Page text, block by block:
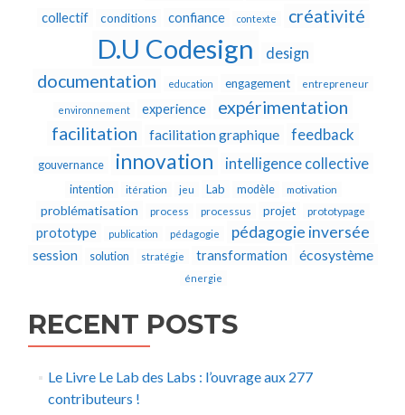
collectif conditions confiance contexte créativité
D.U Codesign design
documentation education engagement entrepreneur
environnement experience
expérimentation
facilitation
facilitation graphique feedback
gouvernance innovation intelligence collective
intention itération jeu Lab modèle motivation
problématisation process processus projet prototypage
prototype publication pédagogie pédagogie inversée
session solution stratégie transformation écosystème
énergie
RECENT POSTS
Le Livre Le Lab des Labs : l’ouvrage aux 277
contributeurs !